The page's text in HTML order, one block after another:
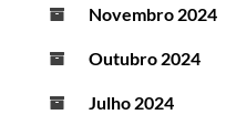
Novembro 2024
Outubro 2024
Julho 2024